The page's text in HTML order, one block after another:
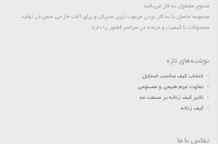
متنوع مشغول به کار می‌باشد .
مجموعه حاصل با به کار بردن مرغوب ترین متریال و یراق آلات خارجی سعی در تولید
محصولات با کیفیت و عرضه در سراسر کشور را دارد.
نوشته‌های تازه
انتخاب کیف مناسب استایل
تفاوت چرم طبیعی و مصنوعی
تاثیر کیف زنانه بر صنعت مد
کیف زنانه
تماس با ما